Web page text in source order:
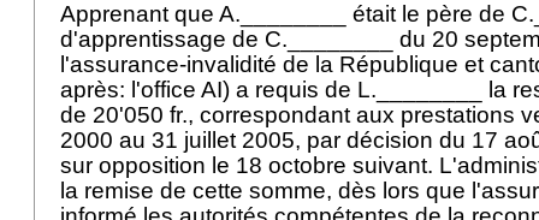
Apprenant que A.________ était le père de
d'apprentissage de C.________ du 20
l'assurance-invalidité de la République et
après: l'office AI) a requis de L.________ la
de 20'050 fr., correspondant aux prestations
2000 au 31 juillet 2005, par décision du 17
sur opposition le 18 octobre suivant.
la remise de cette somme, dès lors que